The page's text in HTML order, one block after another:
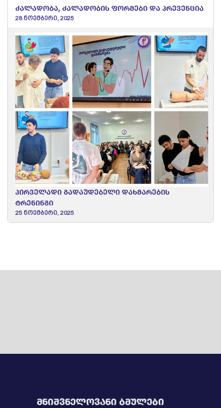
ძალადობა, ძალადობის ფორმები და პრევენცია
28 ნოემბერი, 2025
პირველადი გადაუდებელი დახმარების
ტრენინგი
25 ნოემბერი, 2025
ᲛᲜᲘᲨᲕᲜᲔᲚᲝᲕᲐᲜᲘ ᲑᲛᲣᲚᲔᲑᲘ